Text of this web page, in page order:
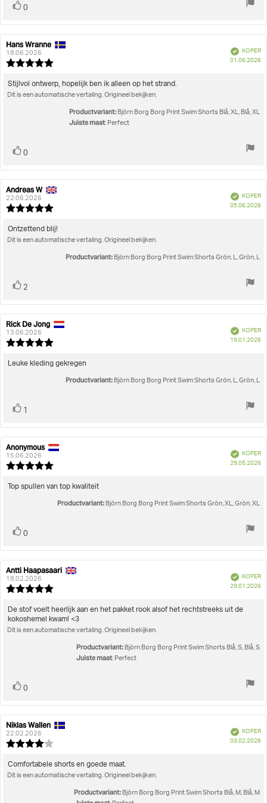
Stem
0
Auteur
van
deze
beoordeling:
Hans Wranne
18.06.2026
uit
Geverifieerd
KOPER
01.06.2026
Beoordelingstekst:
Stijlvol ontwerp, hopelijk ben ik alleen op het strand.
Dit is een automatische vertaling. Origineel bekijken.
Productvariant: Björn Borg Borg Print Swim Shorts Blå, XL, Blå, XL
Juiste maat: Perfect
Stem
0
Auteur
van
deze
beoordeling:
Andreas W
22.06.2026
uit
Geverifieerd
KOPER
05.06.2026
Beoordelingstekst:
Ontzettend blij!
Dit is een automatische vertaling. Origineel bekijken.
Productvariant: Björn Borg Borg Print Swim Shorts Grön, L, Grön, L
Stem
2
Auteur
van
deze
beoordeling:
Rick De Jong
13.06.2026
uit
sterren
Geverifieerd
KOPER
19.01.2026
Beoordelingstekst:
Leuke kleding gekregen
Productvariant: Björn Borg Borg Print Swim Shorts Grön, L, Grön, L
Stem
1
Auteur
van
deze
beoordeling:
Anonymous
15.06.2026
uit
sterren
Geverifieerd
KOPER
29.05.2026
Beoordelingstekst:
Top spullen van top kwaliteit
Productvariant: Björn Borg Borg Print Swim Shorts Grön, XL, Grön, XL
Stem
0
Auteur
van
deze
beoordeling:
Antti Haapasaari
18.02.2026
uit
5
sterren
Geverifieerd
KOPER
29.01.2026
Beoordelingstekst:
De stof voelt heerlijk aan en het pakket rook alsof het rechtstreeks uit de
kokoshemel kwam! <3
Dit is een automatische vertaling. Origineel bekijken.
Productvariant: Björn Borg Borg Print Swim Shorts Blå, S, Blå, S
Juiste maat: Perfect
Stem
0
Auteur
van
deze
beoordeling:
Niklas Wallen
22.02.2026
uit
Geverifieerd
KOPER
03.02.2026
Beoordelingstekst:
Comfortabele shorts en goede maat.
Dit is een automatische vertaling. Origineel bekijken.
Productvariant: Björn Borg Borg Print Swim Shorts Blå, M, Blå, M